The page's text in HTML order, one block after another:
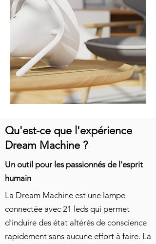
Qu'est-ce que l'expérience
Dream Machine ?
Un outil pour les passionnés de l'esprit
humain
La Dream Machine est une lampe
connectée avec 21 leds qui permet
d'induire des état altérés de conscience
rapidement sans aucune effort à faire. La